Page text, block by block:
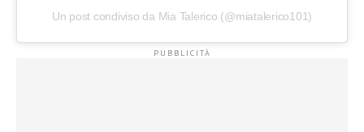
Un post condiviso da Mia Talerico (@miatalerico101)